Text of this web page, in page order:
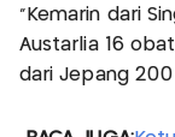
"Kemarin dari
Austarlia 16
dari Jepang